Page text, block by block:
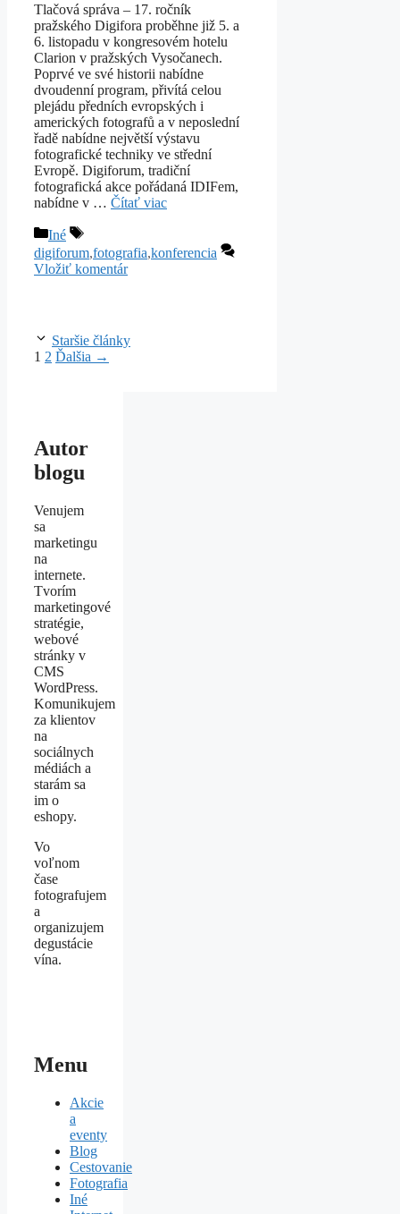
Tlačová správa – 17. ročník
pražského Digifora proběhne již 5. a
6. listopadu v kongresovém hotelu
Clarion v pražských Vysočanech.
Poprvé ve své historii nabídne
dvoudenní program, přivítá celou
plejádu předních evropských i
amerických fotografů a v neposlední
řadě nabídne největší výstavu
fotografické techniky ve střední
Evropě. Digiforum, tradiční
fotografická akce pořádaná IDIFem,
nabídne v … Čítať viac
Kategórie
Iné
Značky
digiforum,fotografia,konferencia
Vložiť komentár
Staršie články
Stránka
1 Stránka
2 Ďalšia →
Autor
blogu
Venujem
sa
marketingu
na
internete.
Tvorím
marketingové
stratégie,
webové
stránky v
CMS
WordPress.
Komunikujem
za klientov
na
sociálnych
médiách a
starám sa
im o
eshopy.
Vo
voľnom
čase
fotografujem
a
organizujem
degustácie
vína.
Menu
Akcie
a
eventy
Blog
Cestovanie
Fotografia
Iné